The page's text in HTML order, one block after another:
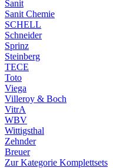
Sanit
Sanit Chemie
SCHELL
Schneider
Sprinz
Steinberg
TECE
Toto
Viega
Villeroy & Boch
VitrA
WBV
Wittigsthal
Zehnder
Breuer
Zur Kategorie Komplettsets